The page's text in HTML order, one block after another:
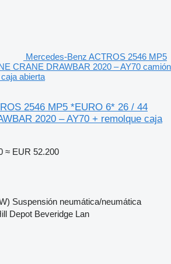
Mercedes-Benz ACTROS 2546 MP5
CRANE DRAWBAR 2020 – AY70 camión
abierta
2546 MP5 *EURO 6* 26 / 44
2020 – AY70 + remolque caja
≈ EUR 52.200
Suspensión neumática/neumática
Depot Beveridge Lan